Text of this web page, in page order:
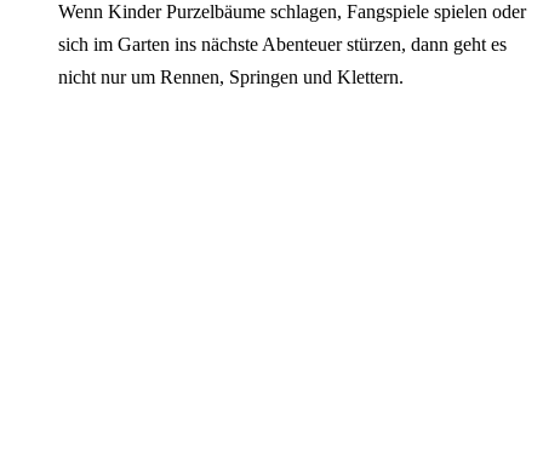
Wenn Kinder Purzelbäume schlagen, Fangspiele spielen oder
sich im Garten ins nächste Abenteuer stürzen, dann geht es
nicht nur um Rennen, Springen und Klettern.